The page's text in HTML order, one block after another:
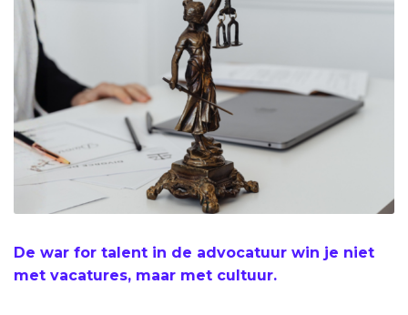
De war for talent in de advocatuur win je niet
met vacatures, maar met cultuur.